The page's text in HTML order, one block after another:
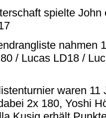
spielte
nahmen
/ Lucas LD18 /
waren
2x 180, Yoshi